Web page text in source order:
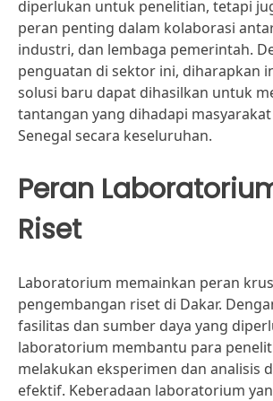
diperlukan untuk penelitian, tetapi
peran penting dalam kolaborasi
industri, dan lembaga pemerintah.
penguatan di sektor ini, diharapkan
solusi baru dapat dihasilkan untuk
tantangan yang dihadapi
Senegal secara keseluruhan.
Peran
Riset
Laboratorium memainkan peran
pengembangan riset di Dakar.
fasilitas dan sumber daya yang
laboratorium membantu para
melakukan eksperimen dan analisis
efektif. Keberadaan laboratorium